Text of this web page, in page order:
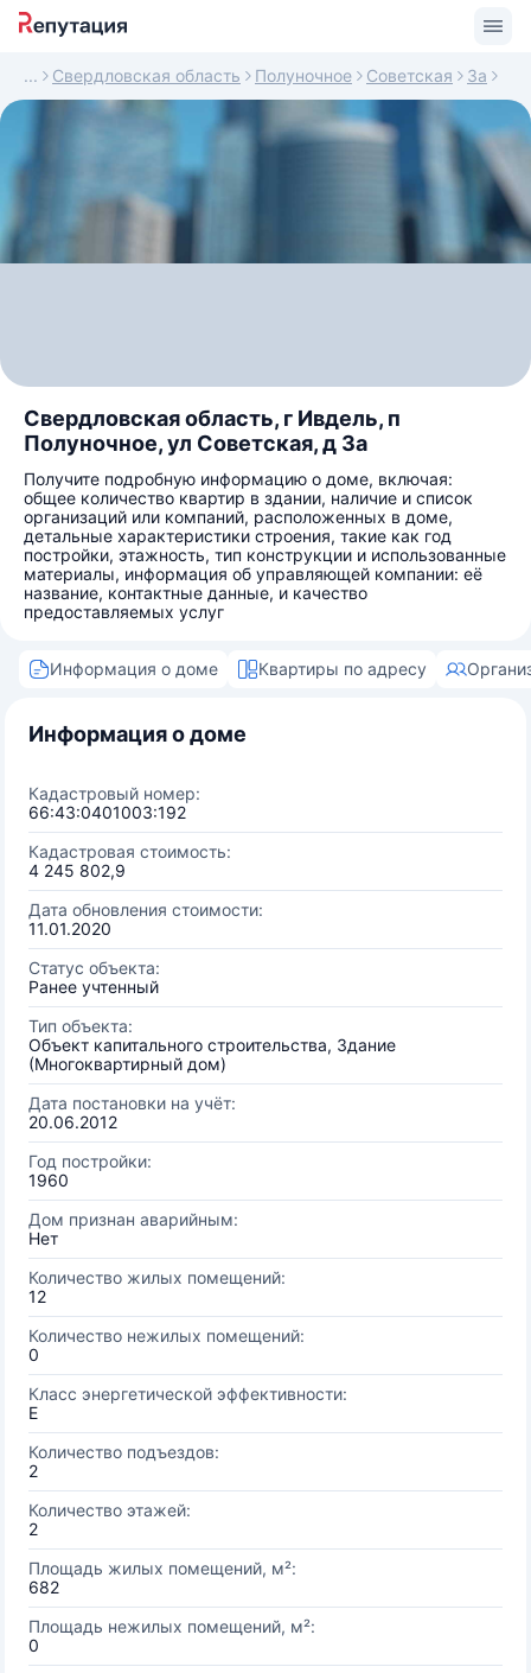
Свердловская область Полуночное Советская 3а
Свердловская область, г Ивдель, п
Полуночное, ул Советская, д 3а
Получите подробную информацию о доме, включая:
общее количество квартир в здании, наличие и список
организаций или компаний, расположенных в доме,
детальные характеристики строения, такие как год
постройки, этажность, тип конструкции и использованные
материалы, информация об управляющей компании: её
название, контактные данные, и качество
предоставляемых услуг
Информация о доме Квартиры по адресу
Информация о доме
Кадастровый номер:
66:43:0401003:192
Кадастровая стоимость:
4 245 802,9
Дата обновления стоимости:
11.01.2020
Статус объекта:
Ранее учтенный
Тип объекта:
Объект капитального строительства, Здание
(Многоквартирный дом)
Дата постановки на учёт:
20.06.2012
Год постройки:
1960
Дом признан аварийным:
Нет
Количество жилых помещений:
12
Количество нежилых помещений:
0
Класс энергетической эффективности:
E
Количество подъездов:
2
Количество этажей:
2
Площадь жилых помещений, м²:
682
Площадь нежилых помещений, м²:
0